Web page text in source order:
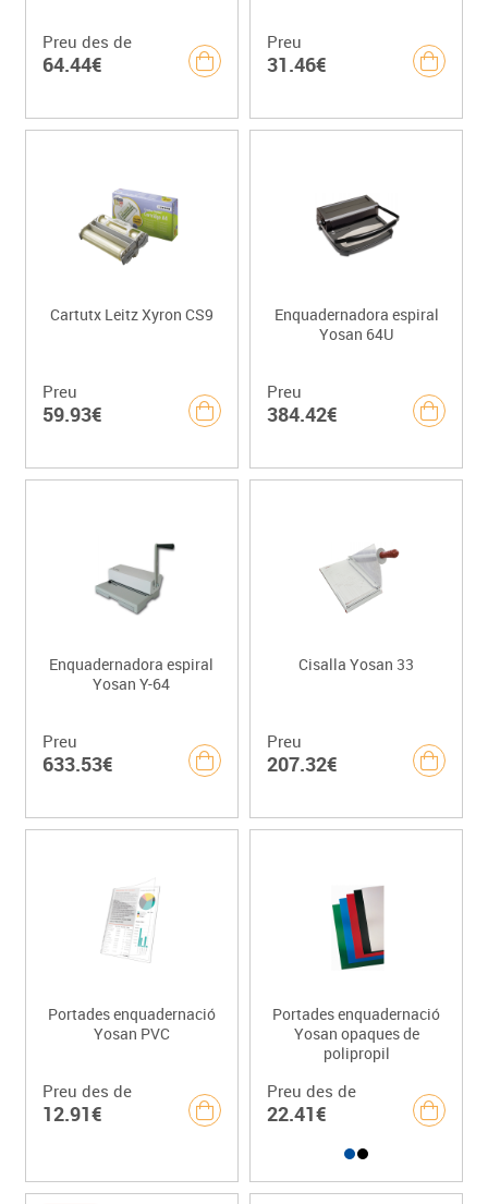
Preu des de
64.44€
Preu
31.46€
Cartutx Leitz Xyron CS9
Preu
59.93€
Enquadernadora espiral
Yosan 64U
Preu
384.42€
Enquadernadora espiral
Yosan Y-64
Preu
633.53€
Cisalla Yosan 33
Preu
207.32€
Portades enquadernació
Yosan PVC
Preu des de
12.91€
Portades enquadernació
Yosan opaques de
polipropil
Preu des de
22.41€